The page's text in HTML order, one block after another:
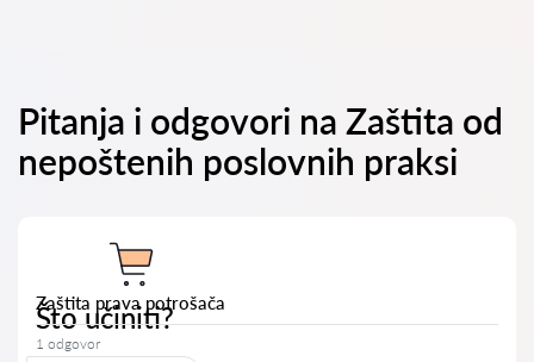
Pitanja i odgovori na Zaštita od
nepoštenih poslovnih praksi
Zaštita prava potrošača
Što učiniti?
1 odgovor